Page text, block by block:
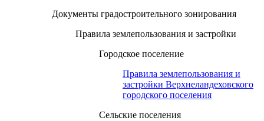
Документы градостроительного зонирования
Правила землепользования и застройки
Городское поселение
Правила землепользования и
застройки Верхнеландеховского
городского поселения
Сельские поселения